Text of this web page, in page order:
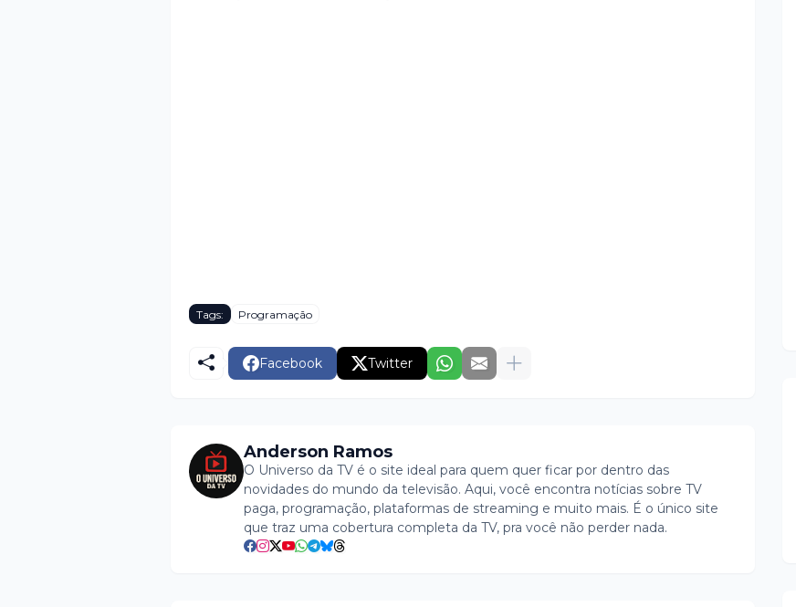
Tags: Programação
Facebook Twitter
Anderson Ramos
O Universo da TV é o site ideal para quem quer ficar por dentro das
novidades do mundo da televisão. Aqui, você encontra notícias sobre TV
paga, programação, plataformas de streaming e muito mais. É o único site
que traz uma cobertura completa da TV, pra você não perder nada.